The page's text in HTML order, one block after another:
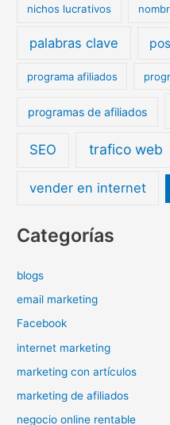
nichos lucrativos
palabras clave
programa afiliados
programas de afiliados
SEO trafico web
vender en internet
Categorías
blogs
email marketing
Facebook
internet marketing
marketing con artículos
marketing de afiliados
negocio online rentable